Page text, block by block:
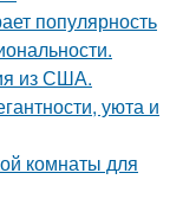
популярность
из США.
уюта и
комнаты для